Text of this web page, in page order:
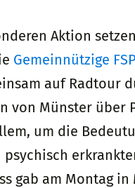
Aktion
Gemeinnützige
auf Radtour
von Münster über
um die
gab am Montag